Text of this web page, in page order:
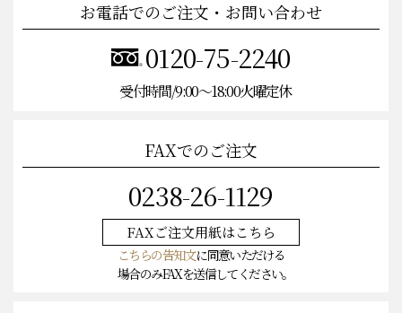
お電話でのご注文・お問い合わせ
0120-75-2240
受付時間/9:00〜18:00火曜定休
FAXでのご注文
0238-26-1129
FAXご注文用紙はこちら
こちらの告知文に同意いただける
場合のみFAXを送信してください。